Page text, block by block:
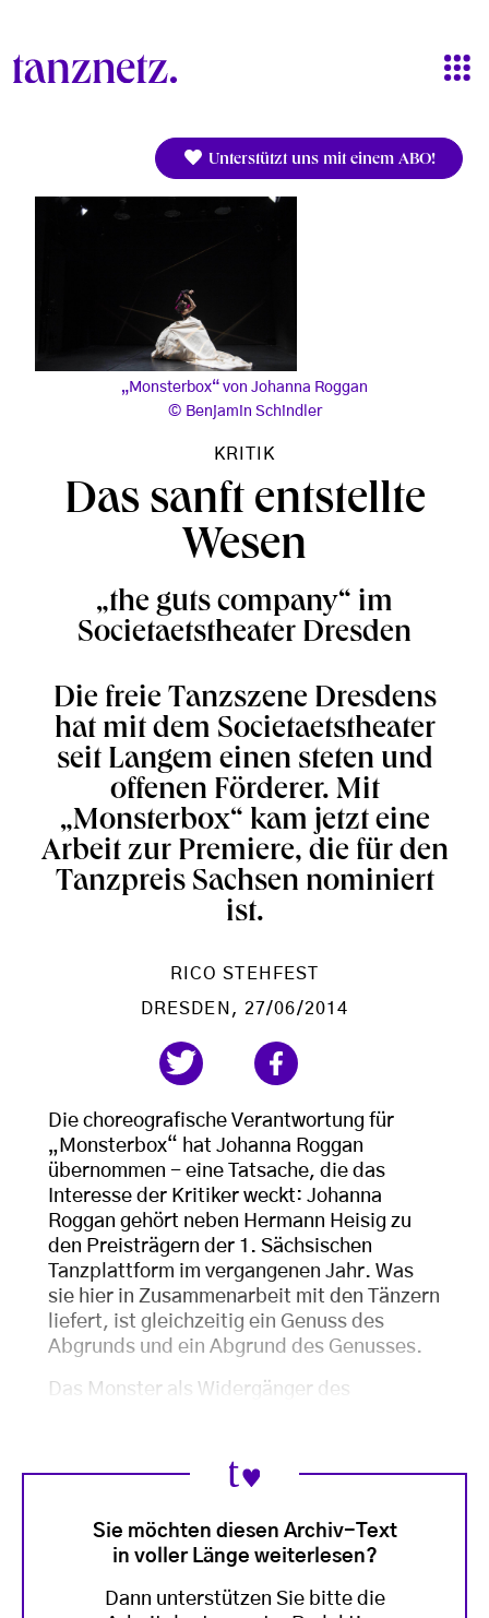
Unterstützt uns mit einem ABO!
„Monsterbox“ von Johanna Roggan
Benjamin Schindler
KRITIK
Das sanft entstellte
Wesen
„the guts company“ im
Societaetstheater Dresden
Die freie Tanzszene Dresdens
hat mit dem Societaetstheater
seit Langem einen steten und
offenen Förderer. Mit
„Monsterbox“ kam jetzt eine
Arbeit zur Premiere, die für den
Tanzpreis Sachsen nominiert
ist.
RICO STEHFEST
DRESDEN , 27/06/2014
Die choreografische Verantwortung für
„Monsterbox“ hat Johanna Roggan
übernommen - eine Tatsache, die das
Interesse der Kritiker weckt: Johanna
Roggan gehört neben Hermann Heisig zu
den Preisträgern der 1. Sächsischen
Tanzplattform im vergangenen Jahr. Was
sie hier in Zusammenarbeit mit den Tänzern
liefert, ist gleichzeitig ein Genuss des
Abgrunds und ein Abgrund des Genusses.
Das Monster als Widergänger des
Sie möchten diesen Archiv-Text
in voller Länge weiterlesen?
Dann unterstützen Sie bitte die